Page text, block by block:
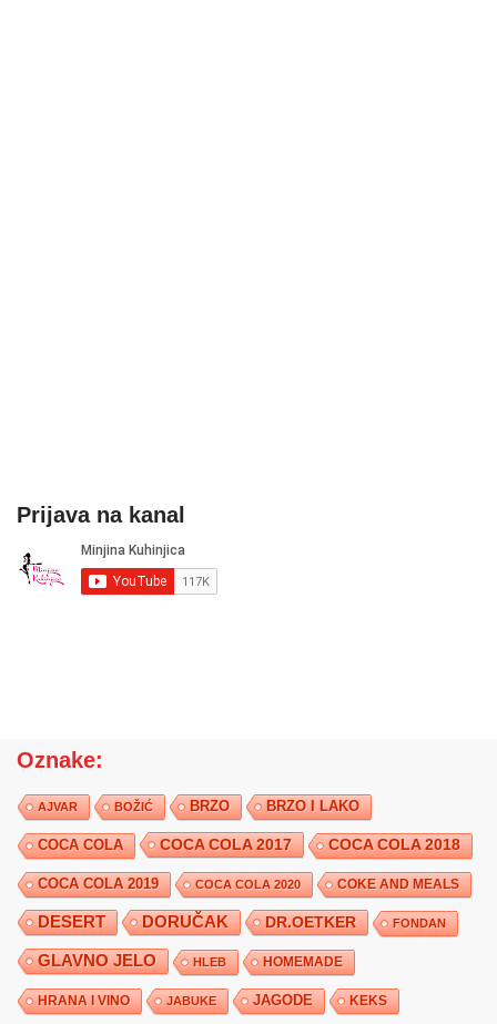
Prijava na kanal
Oznake:
AJVAR BOŽIĆ BRZO BRZO I LAKO
COCA COLA COCA COLA 2017 COCA COLA 2018
COCA COLA 2019 COCA COLA 2020 COKE AND MEALS
DESERT DORUČAK DR.OETKER FONDAN
GLAVNO JELO HLEB HOMEMADE
HRANA I VINO JABUKE JAGODE KEKS